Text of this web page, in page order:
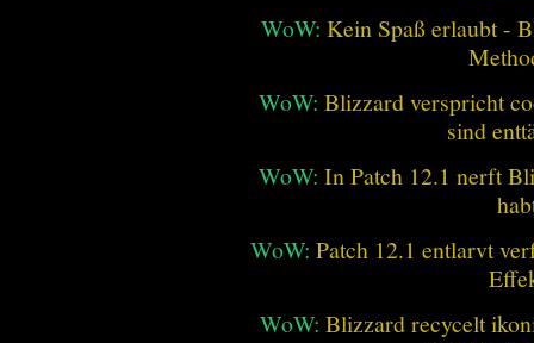
WoW: Kein Spaß erlaubt -
WoW: Blizzard verspricht
sind
WoW: In Patch 12.1 nerft
WoW: Patch 12.1 entlarvt
WoW: Blizzard recycelt